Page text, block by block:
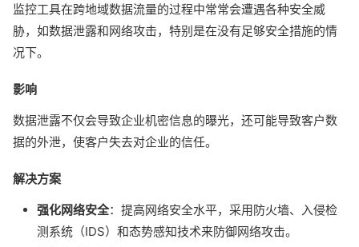
监控工具在跨地域数据流量的过程中常常会遭遇各种安全威
胁，如数据泄露和网络攻击，特别是在没有足够安全措施的情
况下。
影响
数据泄露不仅会导致企业机密信息的曝光，还可能导致客户数
据的外泄，使客户失去对企业的信任。
解决方案
强化网络安全：提高网络安全水平，采用防火墙、入侵检
测系统（IDS）和态势感知技术来防御网络攻击。